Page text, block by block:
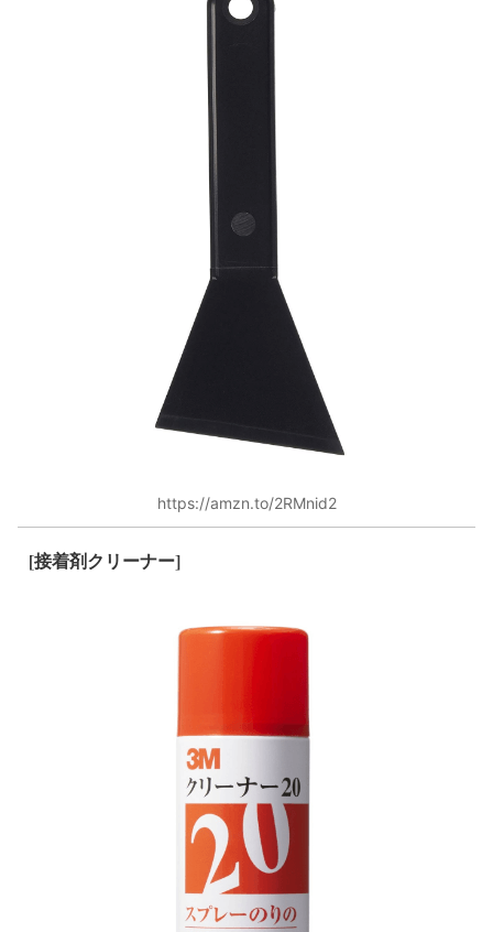
https://amzn.to/2RMnid2
[接着剤クリーナー]